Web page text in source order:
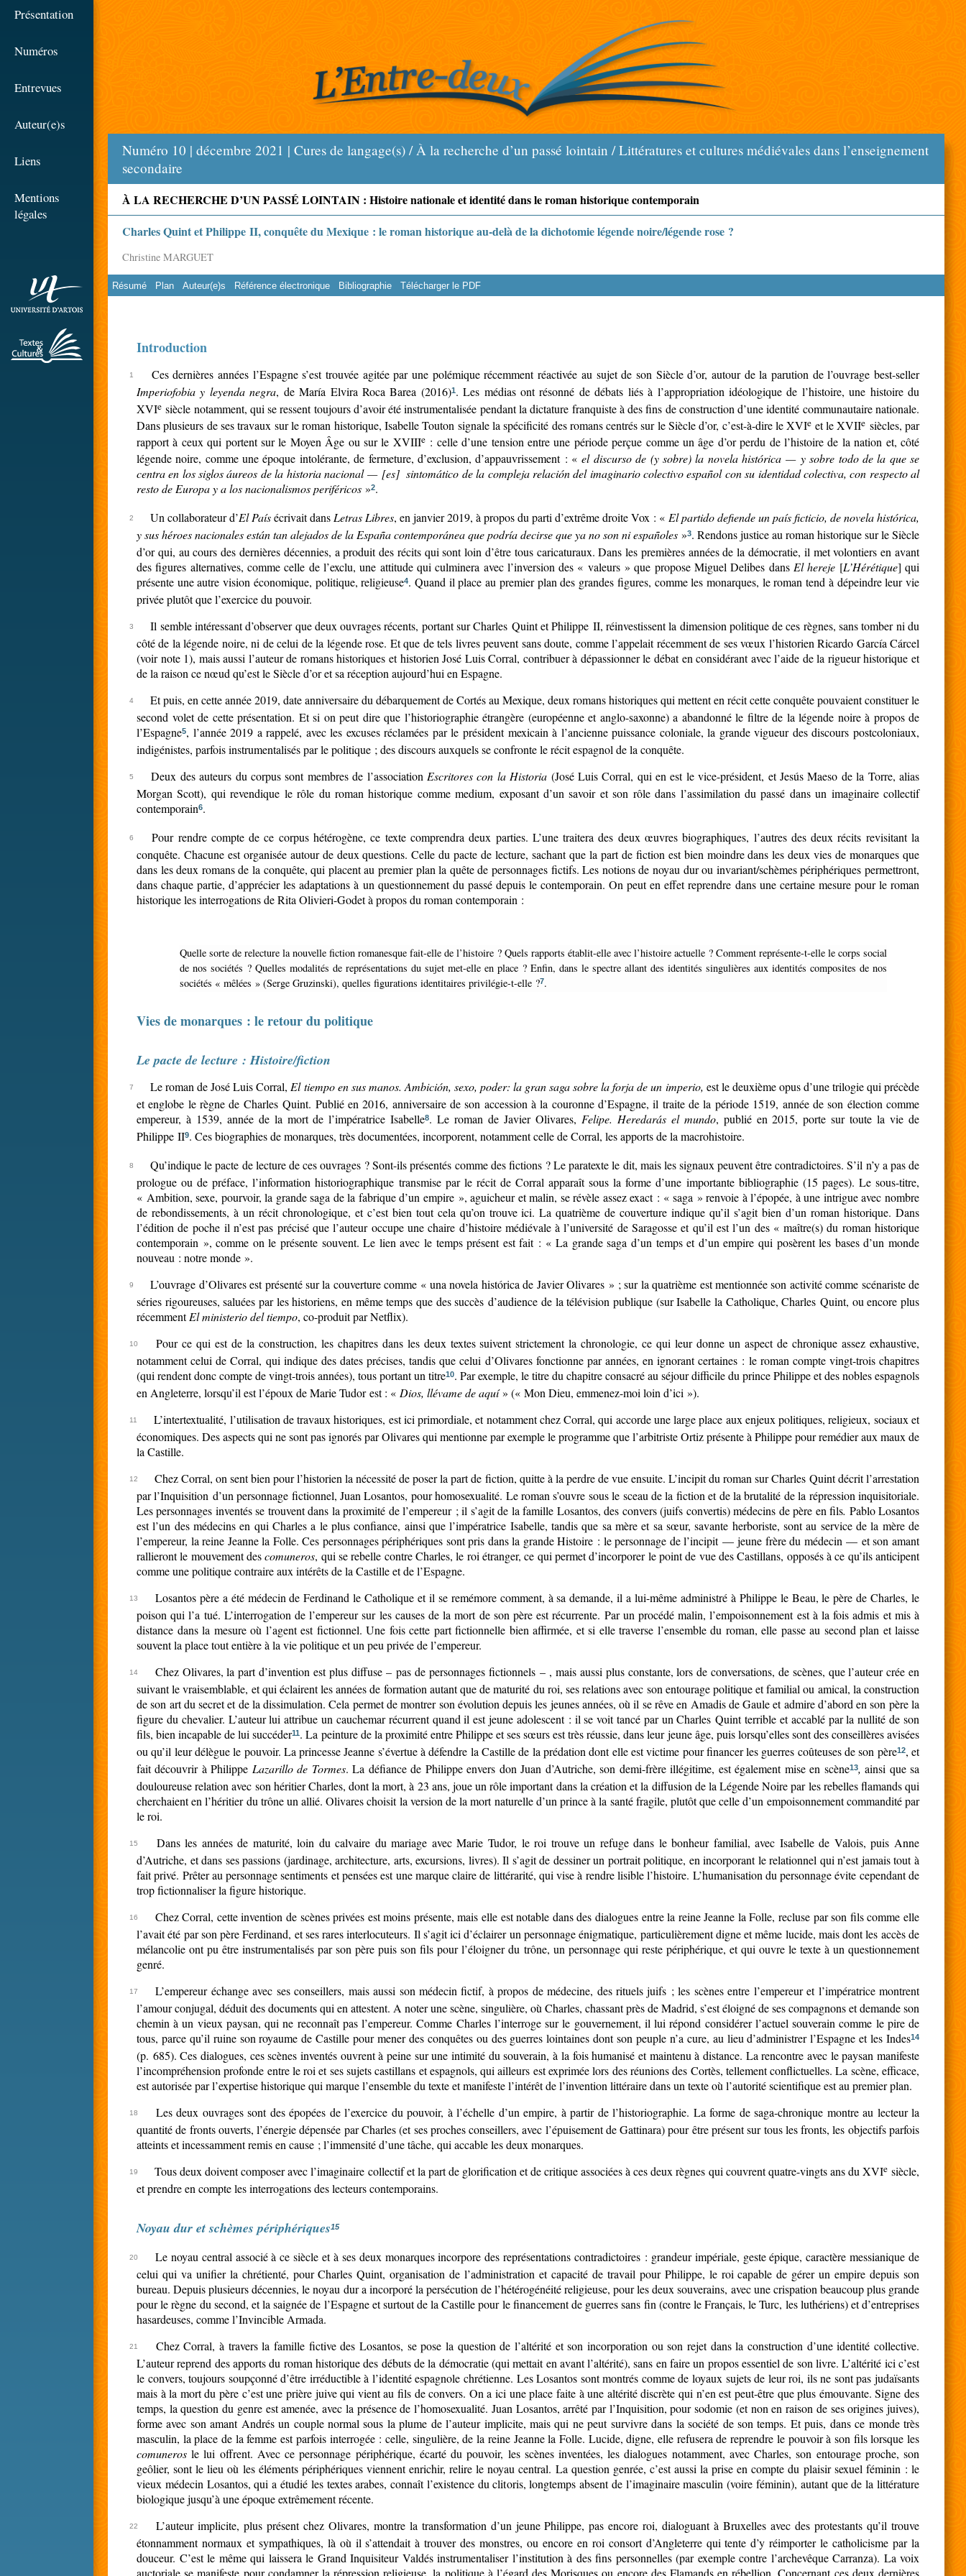
Présentation
Numéros
Entrevues
Auteur(e)s
Liens
Mentions
légales
Numéro 10 | décembre 2021 | Cures de langage(s) / À la recherche d’un passé lointain / Littératures et cultures médiévales dans l’enseignement
secondaire
À LA RECHERCHE D’UN PASSÉ LOINTAIN : Histoire nationale et identité dans le roman historique contemporain
Charles Quint et Philippe II, conquête du Mexique : le roman historique au-delà de la dichotomie légende noire/légende rose ?
Christine MARGUET
Résumé Plan Auteur(e)s Référence électronique Bibliographie Télécharger le PDF
Introduction
Ces dernières années l’Espagne s’est trouvée agitée par une polémique récemment réactivée au sujet de son Siècle d’or, autour de la parution de l’ouvrage best-seller
Imperiofobia y leyenda negra, de María Elvira Roca Barea (2016)1. Les médias ont résonné de débats liés à l’appropriation idéologique de l’histoire, une histoire du
XVIe siècle notamment, qui se ressent toujours d’avoir été instrumentalisée pendant la dictature franquiste à des fins de construction d’une identité communautaire nationale.
Dans plusieurs de ses travaux sur le roman historique, Isabelle Touton signale la spécificité des romans centrés sur le Siècle d’or, c’est-à-dire le XVIe et le XVIIe siècles, par
rapport à ceux qui portent sur le Moyen Âge ou sur le XVIIIe: celle d’une tension entre une période perçue comme un âge d’or perdu de l’histoire de la nation et, côté
légende noire, comme une époque intolérante, de fermeture, d’exclusion, d’appauvrissement : «el discurso de (y sobre) la novela histórica — y sobre todo de la que se
centra en los siglos áureos de la historia nacional — [es] sintomático de la compleja relación del imaginario colectivo español con su identidad colectiva, con respecto al
resto de Europa y a los nacionalismos periféricos »2.
Un collaborateur d’El Paísécrivait dans Letras Libres, en janvier 2019, à propos du parti d’extrême droite Vox : « El partido defiende un país ficticio, de novela histórica,
y sus héroes nacionales están tan alejados de la España contemporánea que podría decirse que ya no son ni españoles »3. Rendons justice au roman historique sur le Siècle
d’or qui, au cours des dernières décennies, a produit des récits qui sont loin d’être tous caricaturaux. Dans les premières années de la démocratie, il met volontiers en avant
des figures alternatives, comme celle de l’exclu, une attitude qui culminera avec l’inversion des « valeurs » que propose Miguel Delibes dans El hereje [L’Hérétique] qui
présente une autre vision économique, politique, religieuse4. Quand il place au premier plan des grandes figures, comme les monarques, le roman tend à dépeindre leur vie
privée plutôt que l’exercice du pouvoir.
Il semble intéressant d’observer que deux ouvrages récents, portant sur Charles Quint et Philippe II, réinvestissent la dimension politique de ces règnes, sans tomber ni du
côté de la légende noire, ni de celui de la légende rose. Et que de tels livres peuvent sans doute, comme l’appelait récemment de ses vœux l’historien Ricardo García Cárcel
(voir note 1), mais aussi l’auteur de romans historiques et historien José Luis Corral, contribuer à dépassionner le débat en considérant avec l’aide de la rigueur historique et
de la raison ce nœud qu’est le Siècle d’or et sa réception aujourd’hui en Espagne.
Et puis, en cette année 2019, date anniversaire du débarquement de Cortés au Mexique, deux romans historiques qui mettent en récit cette conquête pouvaient constituer le
second volet de cette présentation. Et si on peut dire que l’historiographie étrangère (européenne et anglo-saxonne) a abandonné le filtre de la légende noire à propos de
l’Espagne5, l’année 2019 a rappelé, avec les excuses réclamées par le président mexicain à l’ancienne puissance coloniale, la grande vigueur des discours postcoloniaux,
indigénistes, parfois instrumentalisés par le politique ; des discours auxquels se confronte le récit espagnol de la conquête.
Deux des auteurs du corpus sont membres de l’association Escritores con la Historia (José Luis Corral, qui en est le vice-président, et Jesús Maeso de la Torre, alias
Morgan Scott), qui revendique le rôle du roman historique comme medium, exposant d’un savoir et son rôle dans l’assimilation du passé dans un imaginaire collectif
contemporain6.
Pour rendre compte de ce corpus hétérogène, ce texte comprendra deux parties. L’une traitera des deux œuvres biographiques, l’autres des deux récits revisitant la
conquête. Chacune est organisée autour de deux questions. Celle du pacte de lecture, sachant que la part de fiction est bien moindre dans les deux vies de monarques que
dans les deux romans de la conquête, qui placent au premier plan la quête de personnages fictifs. Les notions de noyau dur ou invariant/schèmes périphériques permettront,
dans chaque partie, d’apprécier les adaptations à un questionnement du passé depuis le contemporain. On peut en effet reprendre dans une certaine mesure pour le roman
historique les interrogations de Rita Olivieri-Godet à propos du roman contemporain :
Quelle sorte de relecture la nouvelle fiction romanesque fait-elle de l’histoire ? Quels rapports établit-elle avec l’histoire actuelle ? Comment représente-t-elle le corps social
de nos sociétés ? Quelles modalités de représentations du sujet met-elle en place ? Enfin, dans le spectre allant des identités singulières aux identités composites de nos
sociétés « mêlées » (Serge Gruzinski), quelles figurations identitaires privilégie-t-elle ?7.
Vies de monarques : le retour du politique
Le pacte de lecture : Histoire/fiction
Le roman de José Luis Corral, El tiempo en sus manos. Ambición, sexo, poder: la gran saga sobre la forja de un imperio, est le deuxième opus d’une trilogie qui précède
et englobe le règne de Charles Quint. Publié en 2016, anniversaire de son accession à la couronne d’Espagne, il traite de la période 1519, année de son élection comme
empereur, à 1539, année de la mort de l’impératrice Isabelle8. Le roman de Javier Olivares, Felipe. Heredarás el mundo, publié en 2015, porte sur toute la vie de
Philippe II9. Ces biographies de monarques, très documentées, incorporent, notamment celle de Corral, les apports de la macrohistoire.
Qu’indique le pacte de lecture de ces ouvrages ? Sont-ils présentés comme des fictions ? Le paratexte le dit, mais les signaux peuvent être contradictoires. S’il n’y a pas de
prologue ou de préface, l’information historiographique transmise par le récit de Corral apparaît sous la forme d’une importante bibliographie (15 pages). Le sous-titre,
« Ambition, sexe, pourvoir, la grande saga de la fabrique d’un empire », aguicheur et malin, se révèle assez exact : « saga » renvoie à l’épopée, à une intrigue avec nombre
de rebondissements, à un récit chronologique, et c’est bien tout cela qu’on trouve ici. La quatrième de couverture indique qu’il s’agit bien d’un roman historique. Dans
l’édition de poche il n’est pas précisé que l’auteur occupe une chaire d’histoire médiévale à l’université de Saragosse et qu’il est l’un des « maître(s) du roman historique
contemporain », comme on le présente souvent. Le lien avec le temps présent est fait : « La grande saga d’un temps et d’un empire qui posèrent les bases d’un monde
nouveau : notre monde ».
L’ouvrage d’Olivares est présenté sur la couverture comme « una novela histórica de Javier Olivares » ; sur la quatrième est mentionnée son activité comme scénariste de
séries rigoureuses, saluées par les historiens, en même temps que des succès d’audience de la télévision publique (sur Isabelle la Catholique, Charles Quint, ou encore plus
récemmentEl ministerio del tiempo, co-produit par Netflix).
Pour ce qui est de la construction, les chapitres dans les deux textes suivent strictement la chronologie, ce qui leur donne un aspect de chronique assez exhaustive,
notamment celui de Corral, qui indique des dates précises, tandis que celui d’Olivares fonctionne par années, en ignorant certaines : le roman compte vingt-trois chapitres
(qui rendent donc compte de vingt-trois années), tous portant un titre10. Par exemple, le titre du chapitre consacré au séjour difficile du prince Philippe et des nobles espagnols
en Angleterre, lorsqu’il est l’époux de Marie Tudor est : « Dios, llévame de aquí» (« Mon Dieu, emmenez-moi loin d’ici »).
L’intertextualité, l’utilisation de travaux historiques, est ici primordiale, et notamment chez Corral, qui accorde une large place aux enjeux politiques, religieux, sociaux et
économiques. Des aspects qui ne sont pas ignorés par Olivares qui mentionne par exemple le programme que l’arbitriste Ortiz présente à Philippe pour remédier aux maux de
la Castille.
Chez Corral, on sent bien pour l’historien la nécessité de poser la part de fiction, quitte à la perdre de vue ensuite. L’incipit du roman sur Charles Quint décrit l’arrestation
par l’Inquisition d’un personnage fictionnel, Juan Losantos, pour homosexualité. Le roman s’ouvre sous le sceau de la fiction et de la brutalité de la répression inquisitoriale.
Les personnages inventés se trouvent dans la proximité de l’empereur ; il s’agit de la famille Losantos, des convers (juifs convertis) médecins de père en fils. Pablo Losantos
est l’un des médecins en qui Charles a le plus confiance, ainsi que l’impératrice Isabelle, tandis que sa mère et sa sœur, savante herboriste, sont au service de la mère de
l’empereur, la reine Jeanne la Folle. Ces personnages périphériques sont pris dans la grande Histoire : le personnage de l’incipit — jeune frère du médecin — et son amant
rallieront le mouvement descomuneros, qui se rebelle contre Charles, le roi étranger, ce qui permet d’incorporer le point de vue des Castillans, opposés à ce qu’ils anticipent
comme une politique contraire aux intérêts de la Castille et de l’Espagne.
Losantos père a été médecin de Ferdinand le Catholique et il se remémore comment, à sa demande, il a lui-même administré à Philippe le Beau, le père de Charles, le
poison qui l’a tué. L’interrogation de l’empereur sur les causes de la mort de son père est récurrente. Par un procédé malin, l’empoisonnement est à la fois admis et mis à
distance dans la mesure où l’agent est fictionnel. Une fois cette part fictionnelle bien affirmée, et si elle traverse l’ensemble du roman, elle passe au second plan et laisse
souvent la place tout entière à la vie politique et un peu privée de l’empereur.
Chez Olivares, la part d’invention est plus diffuse – pas de personnages fictionnels – , mais aussi plus constante, lors de conversations, de scènes, que l’auteur crée en
suivant le vraisemblable, et qui éclairent les années de formation autant que de maturité du roi, ses relations avec son entourage politique et familial ou amical, la construction
de son art du secret et de la dissimulation. Cela permet de montrer son évolution depuis les jeunes années, où il se rêve en Amadis de Gaule et admire d’abord en son père la
figure du chevalier. L’auteur lui attribue un cauchemar récurrent quand il est jeune adolescent : il se voit tancé par un Charles Quint terrible et accablé par la nullité de son
fils, bien incapable de lui succéder11. La peinture de la proximité entre Philippe et ses sœurs est très réussie, dans leur jeune âge, puis lorsqu’elles sont des conseillères avisées
ou qu’il leur délègue le pouvoir. La princesse Jeanne s’évertue à défendre la Castille de la prédation dont elle est victime pour financer les guerres coûteuses de son père12, et
fait découvrir à Philippe Lazarillo de Tormes. La défiance de Philippe envers don Juan d’Autriche, son demi-frère illégitime, est également mise en scène13, ainsi quesa
douloureuse relation avec son héritier Charles, dont la mort, à 23 ans, joue un rôle important dans la création et la diffusion de la Légende Noire par les rebelles flamands qui
cherchaient en l’héritier du trône un allié. Olivares choisit la version de la mort naturelle d’un prince à la santé fragile, plutôt que celle d’un empoisonnement commandité par
le roi.
Dans les années de maturité, loin du calvaire du mariage avec Marie Tudor, le roi trouve un refuge dans le bonheur familial, avec Isabelle de Valois, puis Anne
d’Autriche, et dans ses passions (jardinage, architecture, arts, excursions, livres).Il s’agit de dessiner un portrait politique, en incorporant le relationnel qui n’est jamais tout à
fait privé. Prêter au personnage sentiments et pensées est une marque claire de littérarité, qui vise à rendre lisible l’histoire. L’humanisation du personnage évite cependant de
trop fictionnaliser la figure historique.
Chez Corral, cette invention de scènes privées est moins présente, mais elle est notable dans des dialogues entre la reine Jeanne la Folle, recluse par son fils comme elle
l’avait été par son père Ferdinand, et ses rares interlocuteurs. Il s’agit ici d’éclairer un personnage énigmatique, particulièrement digne et même lucide, mais dont les accès de
mélancolie ont pu être instrumentalisés par son père puis son fils pour l’éloigner du trône, un personnage qui reste périphérique, et qui ouvre le texte à un questionnement
genré.
L’empereur échange avec ses conseillers, mais aussi son médecin fictif, à propos de médecine, des rituels juifs ; les scènes entre l’empereur et l’impératrice montrent
l’amour conjugal, déduit des documents qui en attestent. A noter une scène, singulière, où Charles, chassant près de Madrid, s’est éloigné de ses compagnons et demande son
chemin à un vieux paysan, qui ne reconnaît pas l’empereur. Comme Charles l’interroge sur le gouvernement, il lui répond considérer l’actuel souverain comme le pire de
tous, parce qu’il ruine son royaume de Castille pour mener des conquêtes ou des guerres lointaines dont son peuple n’a cure, au lieu d’administrer l’Espagne et les Indes14
(p. 685). Ces dialogues, ces scènes inventés ouvrent à peine sur une intimité du souverain, à la fois humanisé et maintenu à distance. La rencontre avec le paysan manifeste
l’incompréhension profonde entre le roi et ses sujets castillans et espagnols, qui ailleurs est exprimée lors des réunions des Cortès, tellement conflictuelles. La scène, efficace,
est autorisée par l’expertise historique qui marque l’ensemble du texte et manifeste l’intérêt de l’invention littéraire dans un texte où l’autorité scientifique est au premier plan.
Les deux ouvrages sont des épopées de l’exercice du pouvoir, à l’échelle d’un empire, à partir de l’historiographie. La forme de saga-chronique montre au lecteur la
quantité de fronts ouverts, l’énergie dépensée par Charles (et ses proches conseillers, avec l’épuisement de Gattinara) pour être présent sur tous les fronts, les objectifs parfois
atteints et incessamment remis en cause ; l’immensité d’une tâche, qui accable les deux monarques.
Tous deux doivent composer avec l’imaginaire collectif et la part de glorification et de critique associées à ces deux règnes qui couvrent quatre-vingts ans du XVIesiècle,
et prendre en compte les interrogations des lecteurs contemporains.
Noyau dur et schèmes périphériques15
Le noyau central associé à ce siècle et à ses deux monarques incorpore des représentations contradictoires : grandeur impériale, geste épique, caractère messianique de
celui qui va unifier la chrétienté, pour Charles Quint, organisation de l’administration et capacité de travail pour Philippe, le roi capable de gérer un empire depuis son
bureau. Depuis plusieurs décennies, le noyau dur a incorporé la persécution de l’hétérogénéité religieuse, pour les deux souverains, avec une crispation beaucoup plus grande
pour le règne du second, et la saignée de l’Espagne et surtout de la Castille pour le financement de guerres sans fin (contre le Français, le Turc, les luthériens) et d’entreprises
hasardeuses, comme l’Invincible Armada.
Chez Corral, à travers la famille fictive des Losantos, se pose la question de l’altérité et son incorporation ou son rejet dans la construction d’une identité collective.
L’auteur reprend des apports du roman historique des débuts de la démocratie (qui mettait en avant l’altérité), sans en faire un propos essentiel de son livre. L’altérité ici c’est
le convers, toujours soupçonné d’être irréductible à l’identité espagnole chrétienne. Les Losantos sont montrés comme de loyaux sujets de leur roi, ils ne sont pas judaïsants
mais à la mort du père c’est une prière juive qui vient au fils de convers. On a ici une place faite à une altérité discrète qui n’en est peut-être que plus émouvante. Signe des
temps, la question du genre est amenée, avec la présence de l’homosexualité. Juan Losantos, arrêté par l’Inquisition, pour sodomie (et non en raison de ses origines juives),
forme avec son amant Andrés un couple normal sous la plume de l’auteur implicite, mais qui ne peut survivre dans la société de son temps. Et puis, dans ce monde très
masculin, la place de la femme est parfois interrogée : celle, singulière, de la reine Jeanne la Folle. Lucide, digne, elle refusera de reprendre le pouvoir à son fils lorsque les
comuneros le lui offrent. Avec ce personnage périphérique, écarté du pouvoir, les scènes inventées, les dialogues notamment, avec Charles, son entourage proche, son
geôlier, sont le lieu où les éléments périphériques viennent enrichir, relire le noyau central. La question genrée, c’est aussi la prise en compte du plaisir sexuel féminin : le
vieux médecin Losantos, qui a étudié les textes arabes, connaît l’existence du clitoris, longtemps absent de l’imaginaire masculin (voire féminin), autant que de la littérature
biologique jusqu’à une époque extrêmement récente.
L’auteur implicite, plus présent chez Olivares, montre la transformation d’un jeune Philippe, pas encore roi, dialoguant à Bruxelles avec des protestants qu’il trouve
étonnamment normaux et sympathiques, là où il s’attendait à trouver des monstres, ou encore en roi consort d’Angleterre qui tente d’y réimporter le catholicisme par la
douceur. C’est le même qui laissera le Grand Inquisiteur Valdés instrumentaliser l’institution à des fins personnelles (par exemple contre l’archevêque Carranza). La voix
auctoriale se manifeste pour condamner la répression religieuse, la politique à l’égard des Morisques ou encore des Flamands en rébellion. Concernant ces deux dernières